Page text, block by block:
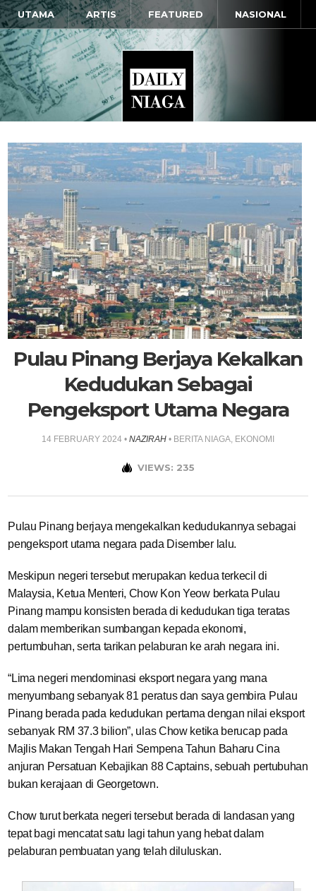
UTAMA ARTIS FEATURED NASIONAL
Pulau Pinang Berjaya Kekalkan
Kedudukan Sebagai
Pengeksport Utama Negara
14 FEBRUARY 2024 • NAZIRAH • BERITA NIAGA EKONOMI
VIEWS: 235
Pulau Pinang berjaya mengekalkan kedudukannya sebagai
pengeksport utama negara pada Disember lalu.
Meskipun negeri tersebut merupakan kedua terkecil di
Malaysia, Ketua Menteri, Chow Kon Yeow berkata Pulau
Pinang mampu konsisten berada di kedudukan tiga teratas
dalam memberikan sumbangan kepada ekonomi,
pertumbuhan, serta tarikan pelaburan ke arah negara ini.
“Lima negeri mendominasi eksport negara yang mana
menyumbang sebanyak 81 peratus dan saya gembira Pulau
Pinang berada pada kedudukan pertama dengan nilai eksport
sebanyak RM 37.3 bilion”, ulas Chow ketika berucap pada
Majlis Makan Tengah Hari Sempena Tahun Baharu Cina
anjuran Persatuan Kebajikan 88 Captains, sebuah pertubuhan
bukan kerajaan di Georgetown.
Chow turut berkata negeri tersebut berada di landasan yang
tepat bagi mencatat satu lagi tahun yang hebat dalam
pelaburan pembuatan yang telah diluluskan.